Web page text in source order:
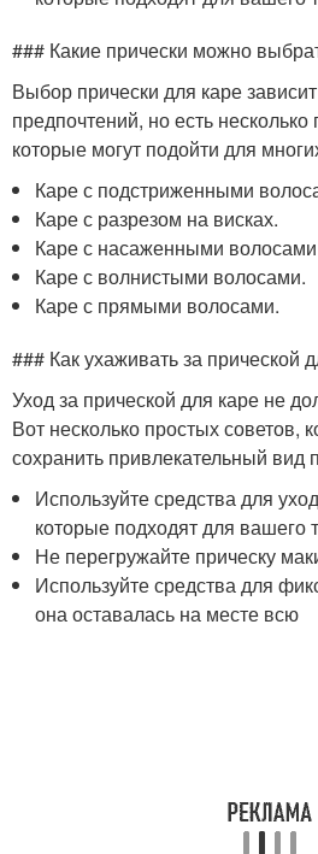
### Какие прически можно
Выбор прически для каре
предпочтений, но есть
которые могут подойти для
Каре с подстриженными
Каре с разрезом на висках.
Каре с насаженными волосами
Каре с волнистыми волосами.
Каре с прямыми волосами.
### Как ухаживать за прической
Уход за прической для каре не
Вот несколько простых советов,
сохранить привлекательный вид
Используйте средства для
которые подходят для вашего
Не перегружайте прическу
Используйте средства для
она оставалась на месте всю